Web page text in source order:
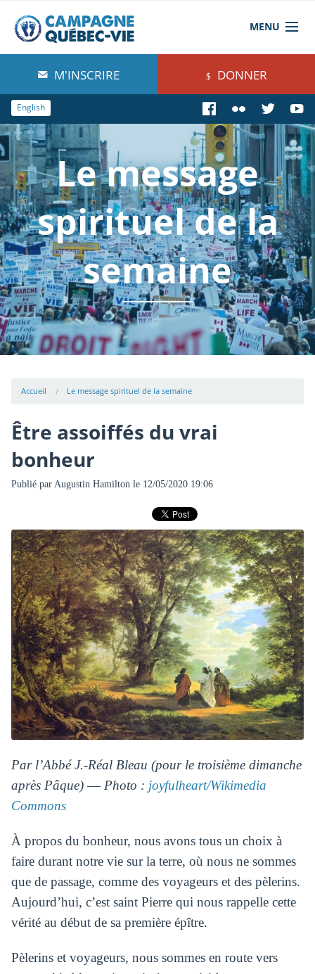
MENU
À propos de nous
Blog
Comprendre
Agir
Boutique
M'INSCRIRE DONNER
English
Le message
spirituel de la
semaine
Accueil Le message spirituel de la semaine
Être assoiffés du vrai
bonheur
Publié par Augustin Hamilton le 12/05/2020 19:06
Par l’Abbé J.-Réal Bleau (pour le troisième dimanche
après Pâque) ― Photo : joyfulheart/Wikimedia
Commons
À propos du bonheur, nous avons tous un choix à
faire durant notre vie sur la terre, où nous ne sommes
que de passage, comme des voyageurs et des pèlerins.
Aujourd’hui, c’est saint Pierre qui nous rappelle cette
vérité au début de sa première épître.
Pèlerins et voyageurs, nous sommes en route vers